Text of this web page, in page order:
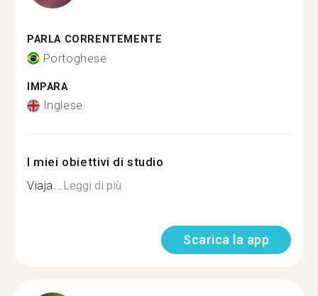
PARLA CORRENTEMENTE
Portoghese
IMPARA
Inglese
I miei obiettivi di studio
Viaja...Leggi di più
Scarica la app